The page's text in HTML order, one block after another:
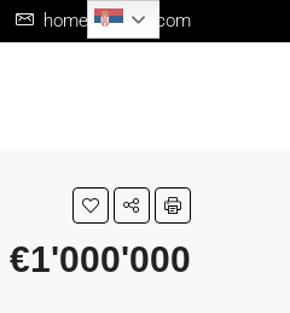
home@me-re.com
€1'000'000
Serbian